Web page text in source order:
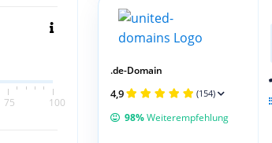
75 100
.de-Domain
4,9 (154)
98%Weiterempfehlung